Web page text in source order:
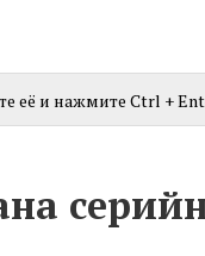
её и нажмите Ctrl +